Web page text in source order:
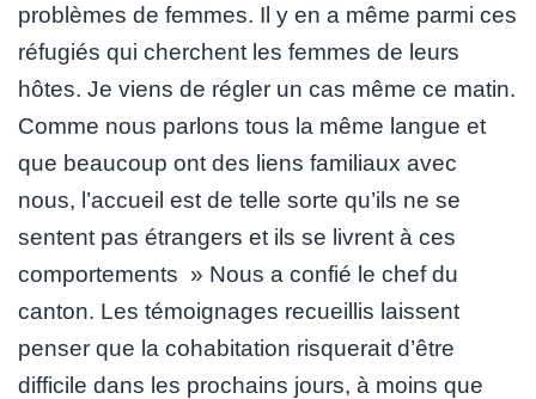
problèmes de femmes. Il y en a même parmi ces
réfugiés qui cherchent les femmes de leurs
hôtes. Je viens de régler un cas même ce matin.
Comme nous parlons tous la même langue et
que beaucoup ont des liens familiaux avec
nous, l’accueil est de telle sorte qu’ils ne se
sentent pas étrangers et ils se livrent à ces
comportements » Nous a confié le chef du
canton. Les témoignages recueillis laissent
penser que la cohabitation risquerait d’être
difficile dans les prochains jours, à moins que